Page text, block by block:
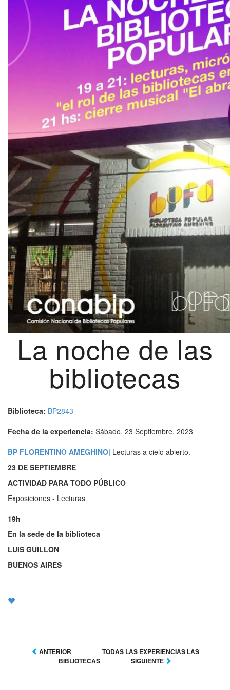
La noche de las
bibliotecas
Biblioteca: BP2843
Fecha de la experiencia: Sábado, 23 Septiembre, 2023
BP FLORENTINO AMEGHINO| Lecturas a cielo abierto.
23 DE SEPTIEMBRE
ACTIVIDAD PARA TODO PÚBLICO
Exposiciones - Lecturas
19h
En la sede de la biblioteca
LUIS GUILLON
BUENOS AIRES
ANTERIOR
TODAS LAS EXPERIENCIAS LAS
BIBLIOTECAS
SIGUIENTE